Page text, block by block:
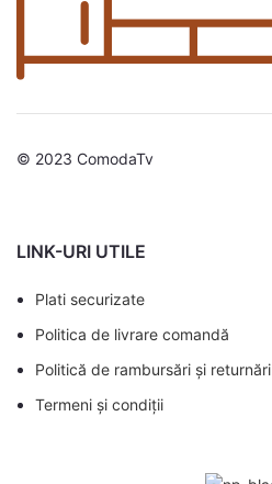
© 2023 ComodaTv
LINK-URI UTILE
Plati securizate
Politica de livrare comandă
Politică de rambursări și returnări
Termeni și condiții